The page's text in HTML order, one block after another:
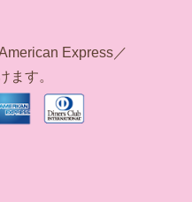
Express／
ます。